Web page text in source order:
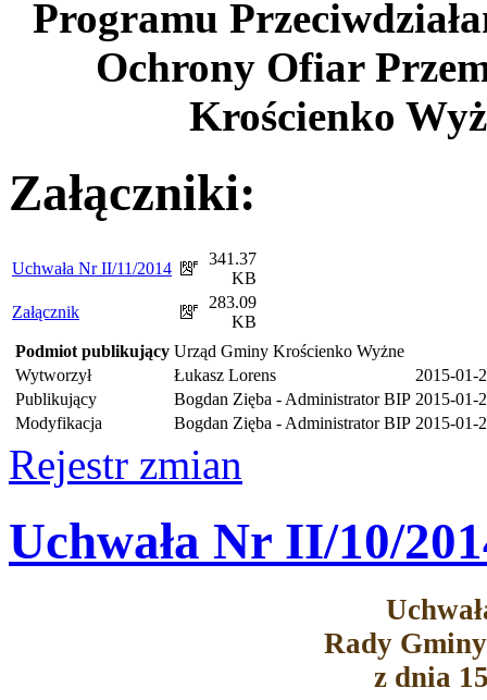
Programu
Ochrony Ofiar
Krościenko
Załączniki:
Uchwała Nr II/11/2014
341.37
KB
Załącznik
283.09
KB
Podmiot publikujący Urząd Gminy Krościenko Wyżne
Wytworzył
Łukasz Lorens
2015-01-
Publikujący
Bogdan Zięba - Administrator BIP 2015-01-
Modyfikacja
Bogdan Zięba - Administrator BIP 2015-01-
Rejestr zmian
Uchwała Nr II/10/
Rady
z dnia